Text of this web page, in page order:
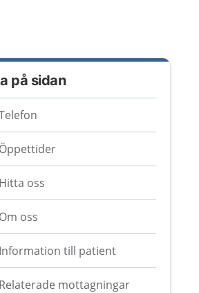
på sidan
Öppettider
Hitta oss
Om oss
Information till patient
Relaterade mottagningar